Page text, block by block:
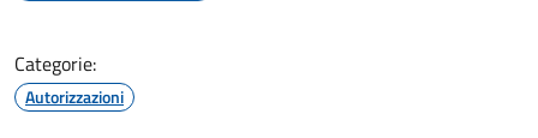
Categorie:
Autorizzazioni